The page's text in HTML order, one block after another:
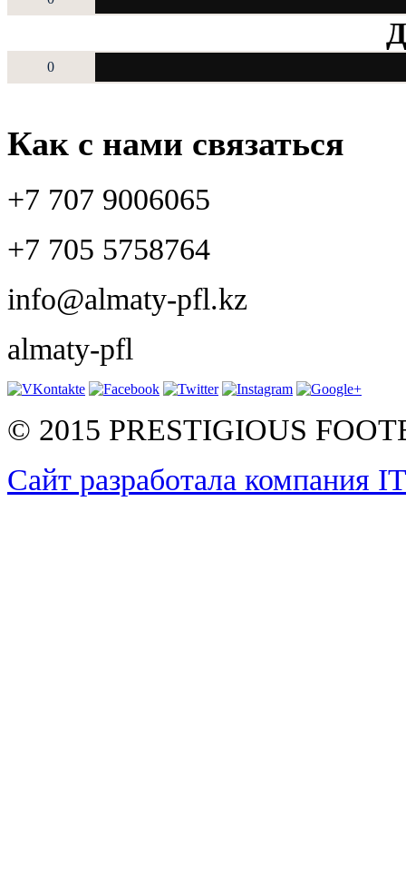
0
Как с нами связаться
+7 707 9006065
+7 705 5758764
info@almaty-pfl.kz
almaty-pfl
© 2015 PRESTIGIOUS
Сайт разработала компания